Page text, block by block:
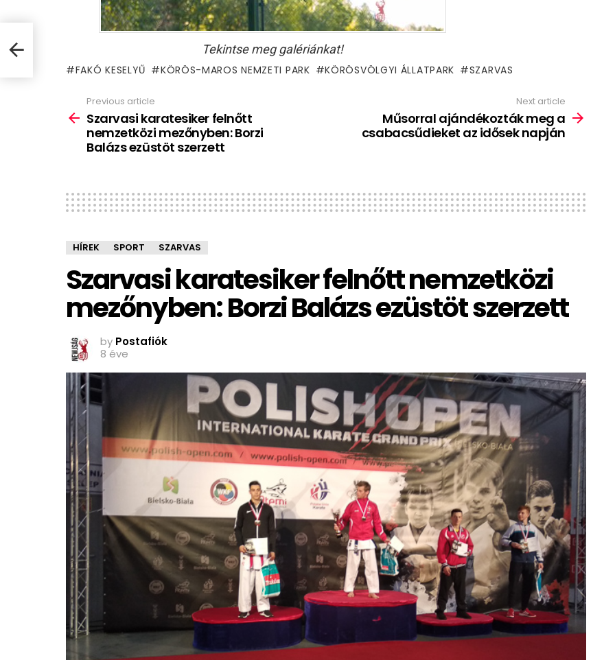
Tekintse meg galériánkat!
FAKÓ KESELYŰ KÖRÖS-MAROS NEMZETI PARK KÖRÖSVÖLGYI ÁLLATPARK SZARVAS
more
Previous article
Szarvasi karatesiker felnőtt
nemzetközi mezőnyben: Borzi
Balázs ezüstöt szerzett
Next article
Műsorral ajándékozták meg a
csabacsűdieket az idősek napján
HÍREK SPORT SZARVAS
Szarvasi karatesiker felnőtt nemzetközi
mezőnyben: Borzi Balázs ezüstöt szerzett
by Postafiók
8 éve